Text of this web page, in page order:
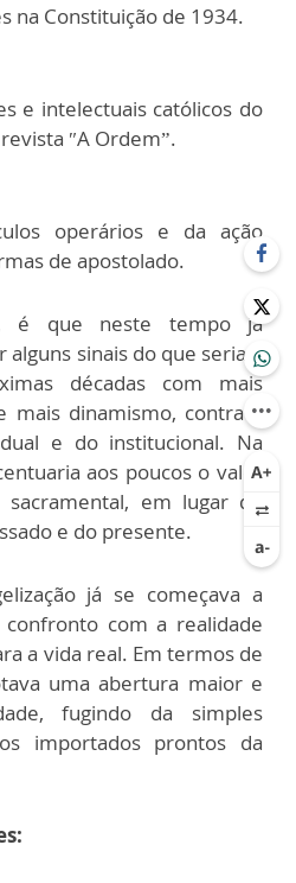
na Constituição de 1934.
e intelectuais católicos do
″A Ordem”.
operários e da ação
de apostolado.
é que neste tempo já
alguns sinais do que seria o
décadas com mais
mais dinamismo, contra a
e do institucional. Na
aos poucos o valor
em lugar do
e do presente.
já se começava a
com a realidade
a vida real. Em termos de
uma abertura maior e
fugindo da simples
importados prontos da